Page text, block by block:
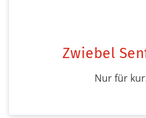
Zwiebel
Nur für